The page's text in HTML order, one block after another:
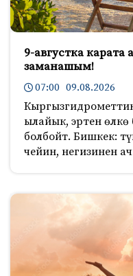
9-августка
заманашым!
07:00 09.08.2026
ылайык, эртен
болбойт. Бишкек:
чейин, негизинен